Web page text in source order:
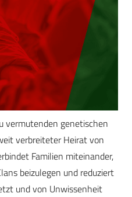
vermutenden genetischen
verbreiteter Heirat von
Familien miteinander,
beizulegen und reduziert
und von Unwissenheit